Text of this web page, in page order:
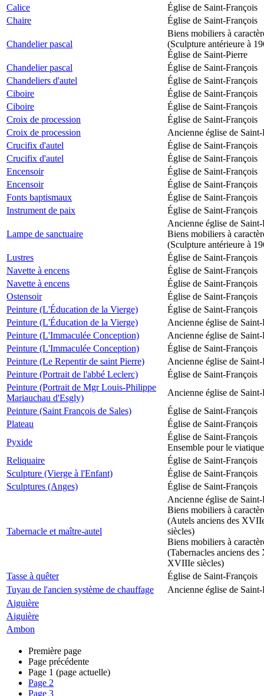
Calice
Église de Saint-François
Chaire
Église de Saint-François
Chandelier pascal
Biens mobiliers à
(Sculpture antérieure à
Église de Saint-Pierre
Chandelier pascal
Église de Saint-François
Chandeliers d'autel
Église de Saint-François
Ciboire
Église de Saint-François
Ciboire
Église de Saint-François
Croix de procession
Église de Saint-François
Croix de procession
Ancienne église de Saint-
Crucifix d'autel
Église de Saint-François
Crucifix d'autel
Église de Saint-François
Encensoir
Église de Saint-François
Encensoir
Église de Saint-François
Fonts baptismaux
Église de Saint-François
Instrument de paix
Église de Saint-François
Lampe de sanctuaire
Ancienne église de Saint-
Biens mobiliers à
(Sculpture antérieure à
Lustres
Église de Saint-François
Navette à encens
Église de Saint-François
Navette à encens
Église de Saint-François
Ostensoir
Église de Saint-François
Peinture (L'Éducation de la Vierge)
Église de Saint-François
Peinture (L'Éducation de la Vierge)
Ancienne église de Saint-
Peinture (L'Immaculée Conception)
Ancienne église de Saint-
Peinture (L'Immaculée Conception)
Église de Saint-François
Peinture (Le Repentir de saint Pierre)
Ancienne église de Saint-
Peinture (Portrait de l'abbé Leclerc)
Église de Saint-François
Peinture (Portrait de Mgr Louis-Philippe
Mariauchau d'Esgly)
Ancienne église de Saint-
Peinture (Saint François de Sales)
Église de Saint-François
Plateau
Église de Saint-François
Pyxide
Église de Saint-François
Ensemble pour le viatique
Reliquaire
Église de Saint-François
Sculpture (Vierge à l'Enfant)
Église de Saint-François
Sculptures (Anges)
Église de Saint-François
Tabernacle et maître-autel
Ancienne église de Saint-
Biens mobiliers à
(Autels anciens des
siècles)
Biens mobiliers à
(Tabernacles anciens
XVIIIe siècles)
Tasse à quêter
Église de Saint-François
Tuyau de l'ancien système de chauffage
Ancienne église de Saint-
Aiguière
Aiguière
Ambon
Première page
Page précédente
Page 1 (page actuelle)
Page 2
Page 3